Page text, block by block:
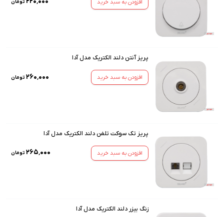
افزودن به سبد خرید تومان
پریز آنتن دلند الکتریک مدل آدا
افزودن به سبد خرید ۲۶۰٬۰۰۰ تومان
پریز تک سوکت تلفن دلند الکتریک مدل آدا
افزودن به سبد خرید ۲۶۵٬۰۰۰ تومان
زنگ بیزر دلند الکتریک مدل آدا